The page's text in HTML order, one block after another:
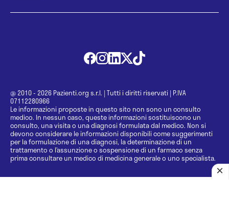
@ 2010 - 2026 Pazienti.org s.r.l. | Tutti i diritti riservati | P.IVA
07112280966
Le informazioni proposte in questo sito non sono un consulto
medico. In nessun caso, queste informazioni sostituiscono un
consulto, una visita o una diagnosi formulata dal medico. Non si
devono considerare le informazioni disponibili come suggerimenti
per la formulazione di una diagnosi, la determinazione di un
trattamento o l’assunzione o sospensione di un farmaco senza
prima consultare un medico di medicina generale o uno specialista.